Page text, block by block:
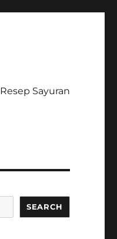
Resep Sayuran
SEARCH